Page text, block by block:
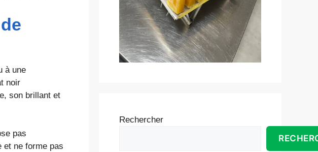
à une
noir
son brillant et
pas
et ne forme pas
Rechercher